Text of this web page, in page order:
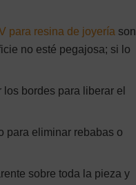
para resina de joyería son
no esté pegajosa; si lo
bordes para liberar el
para eliminar rebabas o
sobre toda la pieza y